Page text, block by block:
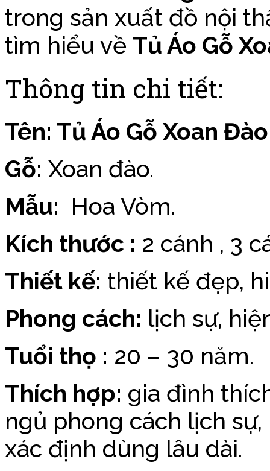
trong sản xuất đồ nội
tìm hiểu về Tủ Áo Gỗ
Thông tin chi tiết:
Tên: Tủ Áo Gỗ Xoan
Gỗ: Xoan đào.
Mẫu: Hoa Vòm.
Kích thước : 2 cánh , 3
Thiết kế: thiết kế đẹp,
Phong cách: lịch sự,
Tuổi thọ : 20 – 30 năm.
Thích hợp: gia đình
ngủ phong cách lịch
xác định dùng lâu dài.